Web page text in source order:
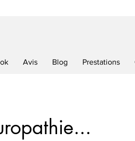
Avis Blog Prestations